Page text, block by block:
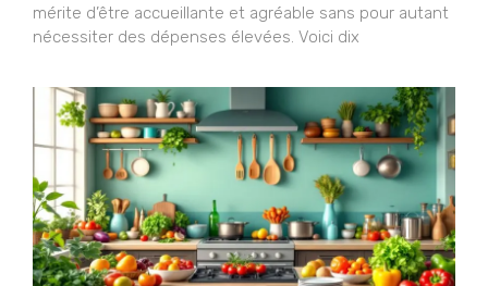
mérite d’être accueillante et agréable sans pour autant
nécessiter des dépenses élevées. Voici dix